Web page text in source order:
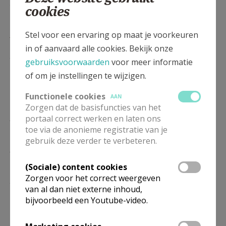
29/09
30/09
01/10
8.30 Eucharistie
04/10
10.00 Eucharistie
06/10
8.30 Eucharistie
07/10
cookies
Stel voor een ervaring op maat je voorkeuren
in of aanvaard alle cookies. Bekijk onze
gebruiksvoorwaarden voor meer informatie
of om je instellingen te wijzigen.
Functionele cookies
AAN
Zorgen dat de basisfuncties van het
portaal correct werken en laten ons
toe via de anonieme registratie van je
gebruik deze verder te verbeteren.
(Sociale) content cookies
Zorgen voor het correct weergeven
van al dan niet externe inhoud,
bijvoorbeeld een Youtube-video.